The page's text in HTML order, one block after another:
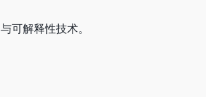
可解释性技术。